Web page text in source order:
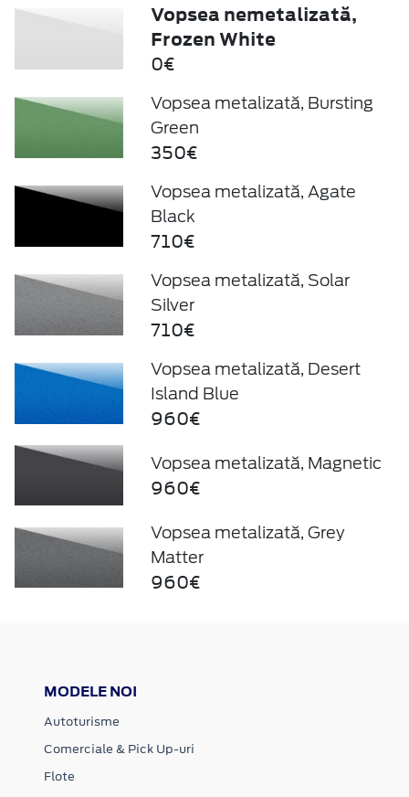
Vopsea nemetalizată,
Frozen White
0€
Vopsea metalizată, Bursting
Green
350€
Vopsea metalizată, Agate
Black
710€
Vopsea metalizată, Solar
Silver
710€
Vopsea metalizată, Desert
Island Blue
960€
Vopsea metalizată, Magnetic
960€
Vopsea metalizată, Grey
Matter
960€
MODELE NOI
Autoturisme
Comerciale & Pick Up-uri
Flote